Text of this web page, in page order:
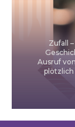
Zufall
Ausruf
plötzlich